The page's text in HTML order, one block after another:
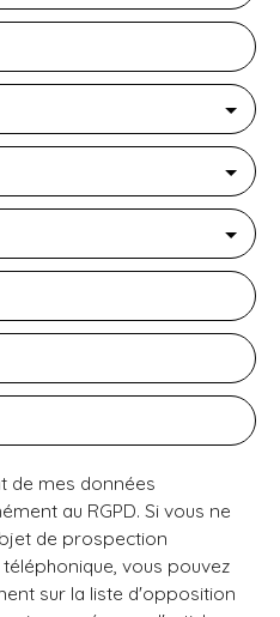
de mes données
au RGPD. Si vous ne
de prospection
vous pouvez
sur la liste d'opposition